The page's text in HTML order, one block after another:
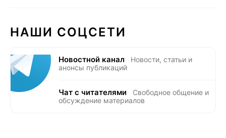
НАШИ СОЦСЕТИ
Новостной канал
Новости, статьи и
анонсы публикаций
Чат с читателями
Свободное общение и
обсуждение материалов